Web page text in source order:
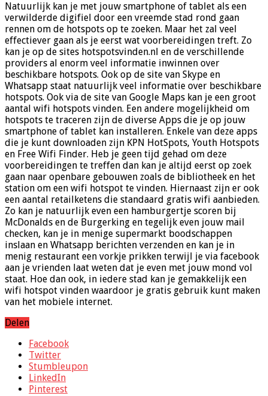
Natuurlijk kan je met jouw smartphone of tablet als een
verwilderde digifiel door een vreemde stad rond gaan
rennen om de hotspots op te zoeken. Maar het zal veel
effectiever gaan als je eerst wat voorbereidingen treft. Zo
kan je op de sites hotspotsvinden.nl en de verschillende
providers al enorm veel informatie inwinnen over
beschikbare hotspots. Ook op de site van Skype en
Whatsapp staat natuurlijk veel informatie over beschikbare
hotspots. Ook via de site van Google Maps kan je een groot
aantal wifi hotspots vinden. Een andere mogelijkheid om
hotspots te traceren zijn de diverse Apps die je op jouw
smartphone of tablet kan installeren. Enkele van deze apps
die je kunt downloaden zijn KPN HotSpots, Youth Hotspots
en Free Wifi Finder. Heb je geen tijd gehad om deze
voorbereidingen te treffen dan kan je altijd eerst op zoek
gaan naar openbare gebouwen zoals de bibliotheek en het
station om een wifi hotspot te vinden. Hiernaast zijn er ook
een aantal retailketens die standaard gratis wifi aanbieden.
Zo kan je natuurlijk even een hamburgertje scoren bij
McDonalds en de Burgerking en tegelijk even jouw mail
checken, kan je in menige supermarkt boodschappen
inslaan en Whatsapp berichten verzenden en kan je in
menig restaurant een vorkje prikken terwijl je via facebook
aan je vrienden laat weten dat je even met jouw mond vol
staat. Hoe dan ook, in iedere stad kan je gemakkelijk een
wifi hotspot vinden waardoor je gratis gebruik kunt maken
van het mobiele internet.
Delen
Facebook
Twitter
Stumbleupon
LinkedIn
Pinterest